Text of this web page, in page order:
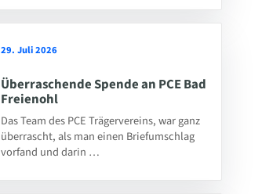
29. Juli 2026
Überraschende Spende an PCE Bad
Freienohl
Das Team des PCE Trägervereins, war ganz
überrascht, als man einen Briefumschlag
vorfand und darin …